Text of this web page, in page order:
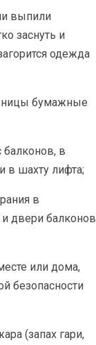
выпили
заснуть и
одежда
бумажные
в
в шахту лифта;
в
двери балконов
или дома,
безопасности
(запах гари,